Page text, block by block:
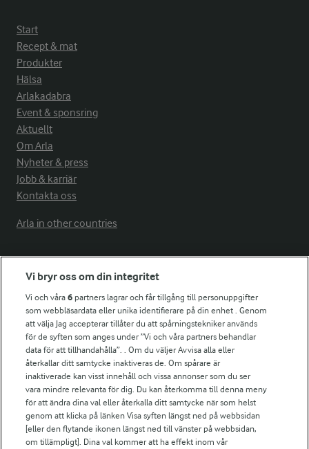
Start
Recept & mat
Produkter
Hälsa
Arlakadabra
Event & sponsring
Aktuellt
Om Arla
Nyheter & press
Jobb & karriär
Kontakta oss
Arla in other countries
Fler Arlasajter
För ägare
Arlas kundportal
Arla.com
Falbygdens Ost
Arla webbshop
Bildbank
Vi bryr oss om din integritet
Vi och våra6 partners lagrar och får tillgång till personuppgifter
som webbläsardata eller unika identifierare på din enhet . Genom
att välja Jag accepterar tillåter du att spårningstekniker används
för de syften som anges under ”Vi och våra partners behandlar
data för att tillhandahålla”. . Om du väljer Avvisa alla eller
återkallar ditt samtycke inaktiveras de. Om spårare är
inaktiverade kan visst innehåll och vissa annonser som du ser
vara mindre relevanta för dig. Du kan återkomma till denna meny
för att ändra dina val eller återkalla ditt samtycke när som helst
genom att klicka på länken Visa syften längst ned på webbsidan
[eller den flytande ikonen längst ned till vänster på webbsidan,
om tillämpligt]. Dina val kommer att ha effekt inom vår